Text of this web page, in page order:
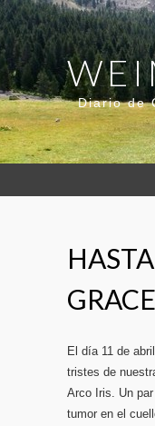
Diario de
GRACE
El día 11 de
tristes de
Arco Iris. Un
tumor en el